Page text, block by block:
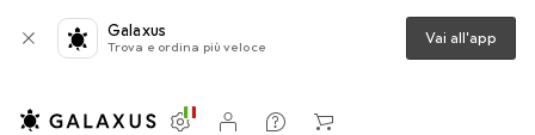
Galaxus
Trova e ordina più veloce Vai all'app
Impostazioni
Conto cliente
Liste di confronto
Liste dei desideri
Carrello